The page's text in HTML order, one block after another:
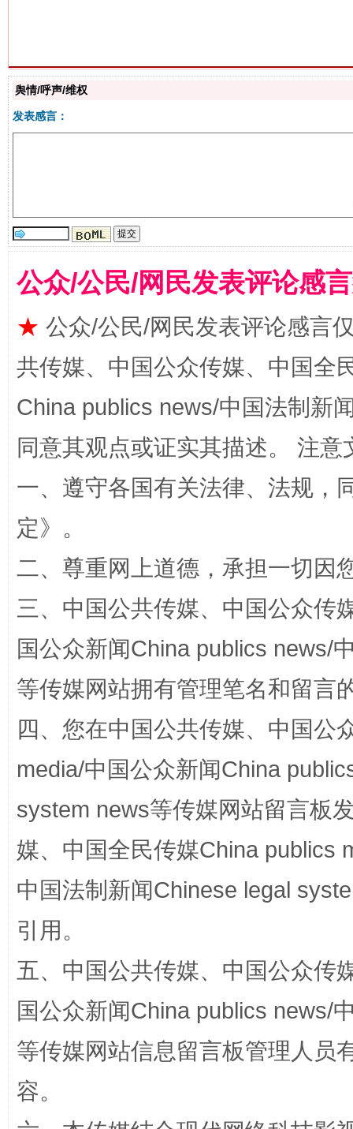
生
揭批美国五大"原罪" "炒
舆情/呼声/维权
发表感言：
公众/公民/网民发表评论感
★ 公众/公民/网民发表评论感言
共传媒、中国公众传媒、中国全
China publics news/中国法制新
同意其观点或证实其描述。 注
一、遵守各国有关法律、法规，
定》。
二、尊重网上道德，承担一切因
三、中国公共传媒、中国公众传
国公众新闻China publics news/
等传媒网站拥有管理笔名和留言
四、您在中国公共传媒、中国公
media/中国公众新闻China
system news等传媒网站留言板
媒、中国全民传媒China publics
中国法制新闻Chinese legal
引用。
五、中国公共传媒、中国公众传
国公众新闻China publics news/
等传媒网站信息留言板管理人员
容。